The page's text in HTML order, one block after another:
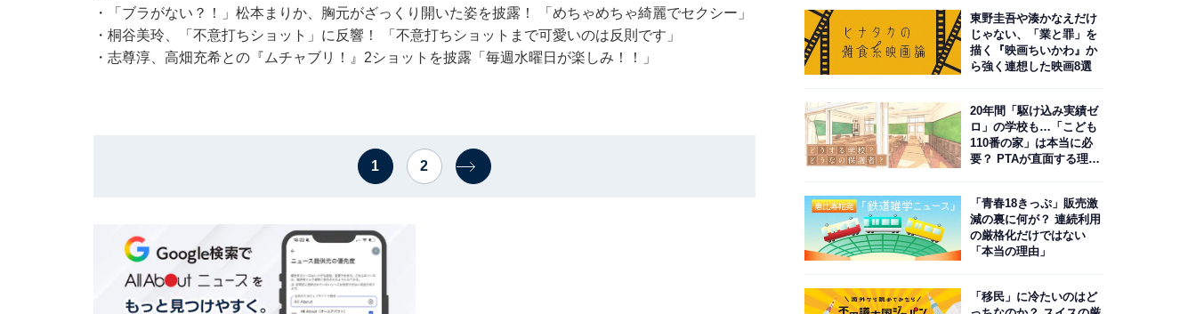
・
「ブラがない？！」松本まりか、胸元がざっくり開いた姿を披露！ 「めちゃめちゃ綺麗でセクシー」
・ 桐谷美玲、「不意打ちショット」に反響！ 「不意打ちショットまで可愛いのは反則です」
・ 志尊淳、高畑充希との『ムチャブリ！』2ショットを披露「毎週水曜日が楽しみ！！」
1 2
東野圭吾や湊かなえだけ
じゃない、「業と罪」を
描く『映画ちいかわ』か
ら強く連想した映画8選
20年間「駆け込み実績ゼ
ロ」の学校も…「こども
110番の家」は本当に必
要？ PTAが直面する理想
「青春18きっぷ」販売激
減の裏に何が？ 連続利用
の厳格化だけではない
「本当の理由」
「移民」に冷たいのはど